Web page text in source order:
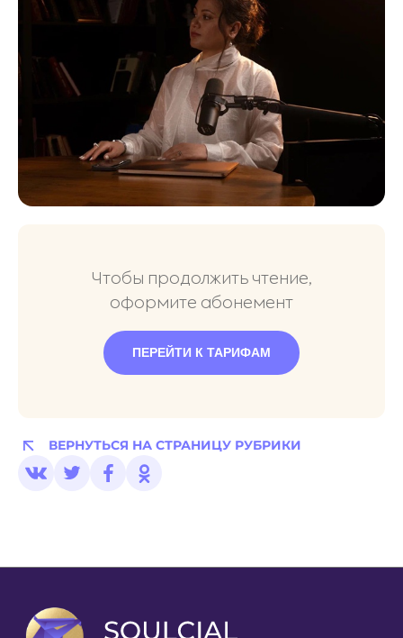
Чтобы продолжить чтение,
оформите абонемент
ПЕРЕЙТИ К ТАРИФАМ
ВЕРНУТЬСЯ НА СТРАНИЦУ РУБРИКИ